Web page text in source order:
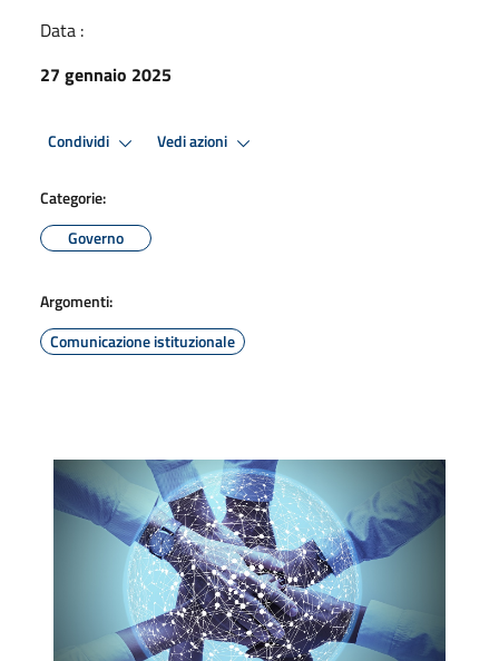
Data :
27 gennaio 2025
Condividi Vedi azioni
Categorie:
Governo
Argomenti:
Comunicazione istituzionale